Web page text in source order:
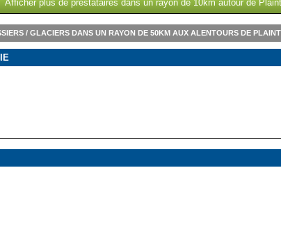
Afficher plus de prestataires dans un rayon de 10km autour de
/ GLACIERS DANS UN RAYON DE 50KM AUX ALENTOURS DE